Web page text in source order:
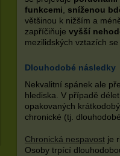
funkcemi
sníženou
většinou k nižším a
zapříčiňuje vyšší
mezilidských vztazích
Dlouhodobé následky
Nekvalitní spánek ale
hlediska. V případě
opakovaných
chronické (tj.
Chronická nespavost je
Osoby trpící